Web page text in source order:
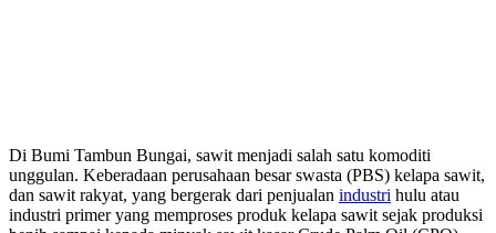
Di Bumi Tambun Bungai, sawit menjadi salah satu komoditi
unggulan. Keberadaan perusahaan besar swasta (PBS) kelapa sawit,
dan sawit rakyat, yang bergerak dari penjualan industri hulu atau
industri primer yang memproses produk kelapa sawit sejak produksi